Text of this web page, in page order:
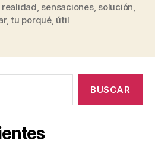
realidad, sensaciones, solución,
,tu porqué, útil